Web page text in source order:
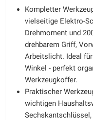
Kompletter
vielseitige Elektro-
Drehmoment und
drehbarem Griff,
Arbeitslicht. Ideal
Winkel - perfekt
Werkzeugkoffer.
Praktischer
wichtigen